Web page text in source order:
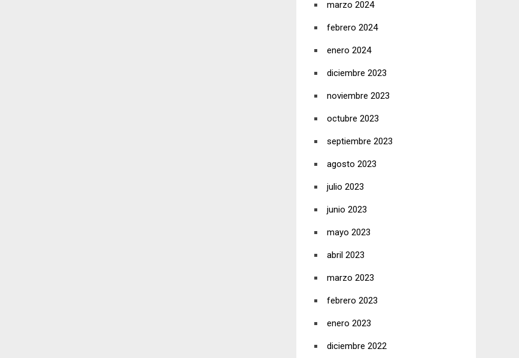
marzo 2024
febrero 2024
enero 2024
diciembre 2023
noviembre 2023
octubre 2023
septiembre 2023
agosto 2023
julio 2023
junio 2023
mayo 2023
abril 2023
marzo 2023
febrero 2023
enero 2023
diciembre 2022